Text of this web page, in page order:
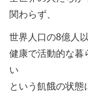
関わらず、
世界人口の8億人
健康で活動的な暮
い
という飢餓の状態